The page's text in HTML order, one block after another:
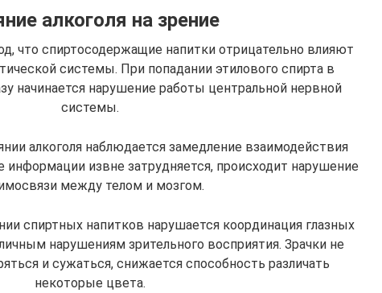
алкоголя на зрение
что спиртосодержащие напитки отрицательно влияют
системы. При попадании этилового спирта в
начинается нарушение работы центральной нервной
системы.
алкоголя наблюдается замедление взаимодействия
информации извне затрудняется, происходит нарушение
между телом и мозгом.
спиртных напитков нарушается координация глазных
нарушениям зрительного восприятия. Зрачки не
и сужаться, снижается способность различать
некоторые цвета.